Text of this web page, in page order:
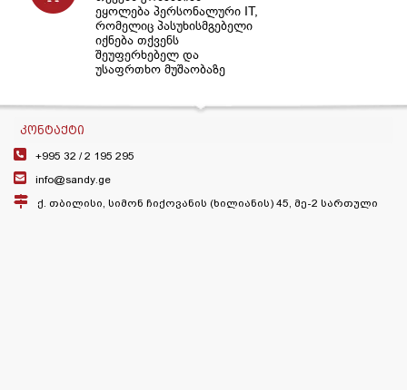
ეყოლება პერსონალური IT,
რომელიც პასუხისმგებელი
იქნება თქვენს
შეუფერხებელ და
უსაფრთხო მუშაობაზე
ᲙᲝᲜᲢᲐᲥᲢᲘ
+995 32 /2 195 295
info@sandy.ge
ქ. თბილისი, სიმონ ჩიქოვანის (ხილიანის) 45, მე-2 სართული